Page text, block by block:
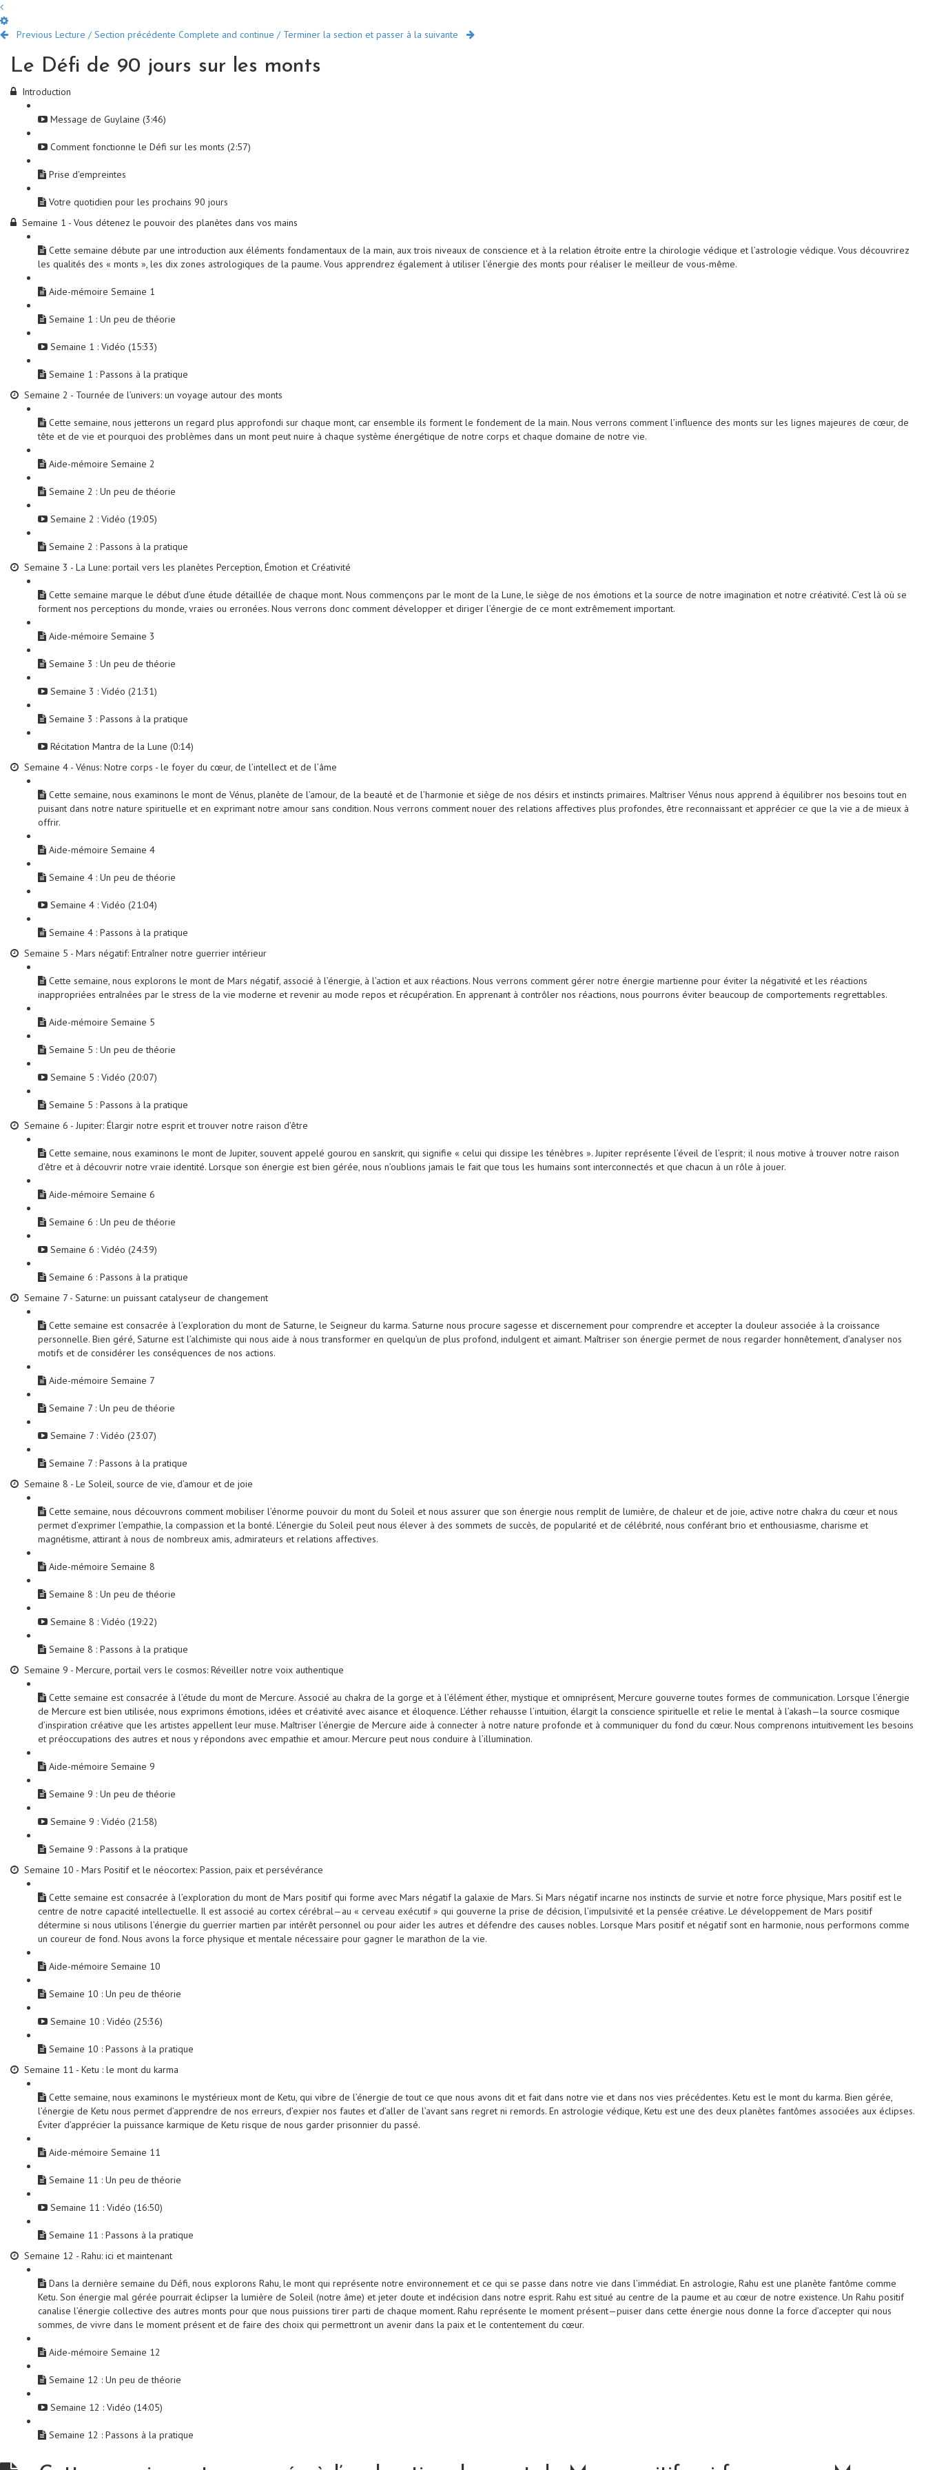
Previous Lecture / Section précédente Complete and continue / Terminer la section et passer à la suivante
Le Défi de 90 jours sur les monts
Introduction
Message de Guylaine (3:46)
Comment fonctionne le Défi sur les monts (2:57)
Prise d'empreintes
Votre quotidien pour les prochains 90 jours
Semaine 1 - Vous détenez le pouvoir des planètes dans vos mains
Cette semaine débute par une introduction aux éléments fondamentaux de la main, aux trois niveaux de conscience et à la relation étroite entre la chirologie védique et l’astrologie védique. Vous découvrirez
les qualités des « monts », les dix zones astrologiques de la paume. Vous apprendrez également à utiliser l’énergie des monts pour réaliser le meilleur de vous-même.
Aide-mémoire Semaine 1
Semaine 1 : Un peu de théorie
Semaine 1 : Vidéo (15:33)
Semaine 1 : Passons à la pratique
Semaine 2 - Tournée de l’univers: un voyage autour des monts
Cette semaine, nous jetterons un regard plus approfondi sur chaque mont, car ensemble ils forment le fondement de la main. Nous verrons comment l’influence des monts sur les lignes majeures de cœur, de
tête et de vie et pourquoi des problèmes dans un mont peut nuire à chaque système énergétique de notre corps et chaque domaine de notre vie.
Aide-mémoire Semaine 2
Semaine 2 : Un peu de théorie
Semaine 2 : Vidéo (19:05)
Semaine 2 : Passons à la pratique
Semaine 3 - La Lune: portail vers les planètes Perception, Émotion et Créativité
Cette semaine marque le début d’une étude détaillée de chaque mont. Nous commençons par le mont de la Lune, le siège de nos émotions et la source de notre imagination et notre créativité. C’est là où se
forment nos perceptions du monde, vraies ou erronées. Nous verrons donc comment développer et diriger l’énergie de ce mont extrêmement important.
Aide-mémoire Semaine 3
Semaine 3 : Un peu de théorie
Semaine 3 : Vidéo (21:31)
Semaine 3 : Passons à la pratique
Récitation Mantra de la Lune (0:14)
Semaine 4 - Vénus: Notre corps - le foyer du cœur, de l’intellect et de l’âme
Cette semaine, nous examinons le mont de Vénus, planète de l’amour, de la beauté et de l’harmonie et siège de nos désirs et instincts primaires. Maîtriser Vénus nous apprend à équilibrer nos besoins tout en
puisant dans notre nature spirituelle et en exprimant notre amour sans condition. Nous verrons comment nouer des relations affectives plus profondes, être reconnaissant et apprécier ce que la vie a de mieux à
offrir.
Aide-mémoire Semaine 4
Semaine 4 : Un peu de théorie
Semaine 4 : Vidéo (21:04)
Semaine 4 : Passons à la pratique
Semaine 5 - Mars négatif: Entraîner notre guerrier intérieur
Cette semaine, nous explorons le mont de Mars négatif, associé à l’énergie, à l’action et aux réactions. Nous verrons comment gérer notre énergie martienne pour éviter la négativité et les réactions
inappropriées entraînées par le stress de la vie moderne et revenir au mode repos et récupération. En apprenant à contrôler nos réactions, nous pourrons éviter beaucoup de comportements regrettables.
Aide-mémoire Semaine 5
Semaine 5 : Un peu de théorie
Semaine 5 : Vidéo (20:07)
Semaine 5 : Passons à la pratique
Semaine 6 - Jupiter: Élargir notre esprit et trouver notre raison d’être
Cette semaine, nous examinons le mont de Jupiter, souvent appelé gourou en sanskrit, qui signifie « celui qui dissipe les ténèbres ». Jupiter représente l’éveil de l’esprit; il nous motive à trouver notre raison
d’être et à découvrir notre vraie identité. Lorsque son énergie est bien gérée, nous n’oublions jamais le fait que tous les humains sont interconnectés et que chacun à un rôle à jouer.
Aide-mémoire Semaine 6
Semaine 6 : Un peu de théorie
Semaine 6 : Vidéo (24:39)
Semaine 6 : Passons à la pratique
Semaine 7 - Saturne: un puissant catalyseur de changement
Cette semaine est consacrée à l’exploration du mont de Saturne, le Seigneur du karma. Saturne nous procure sagesse et discernement pour comprendre et accepter la douleur associée à la croissance
personnelle. Bien géré, Saturne est l’alchimiste qui nous aide à nous transformer en quelqu’un de plus profond, indulgent et aimant. Maîtriser son énergie permet de nous regarder honnêtement, d’analyser nos
motifs et de considérer les conséquences de nos actions.
Aide-mémoire Semaine 7
Semaine 7 : Un peu de théorie
Semaine 7 : Vidéo (23:07)
Semaine 7 : Passons à la pratique
Semaine 8 - Le Soleil, source de vie, d’amour et de joie
Cette semaine, nous découvrons comment mobiliser l’énorme pouvoir du mont du Soleil et nous assurer que son énergie nous remplit de lumière, de chaleur et de joie, active notre chakra du cœur et nous
permet d’exprimer l’empathie, la compassion et la bonté. L’énergie du Soleil peut nous élever à des sommets de succès, de popularité et de célébrité, nous conférant brio et enthousiasme, charisme et
magnétisme, attirant à nous de nombreux amis, admirateurs et relations affectives.
Aide-mémoire Semaine 8
Semaine 8 : Un peu de théorie
Semaine 8 : Vidéo (19:22)
Semaine 8 : Passons à la pratique
Semaine 9 - Mercure, portail vers le cosmos: Réveiller notre voix authentique
Cette semaine est consacrée à l’étude du mont de Mercure. Associé au chakra de la gorge et à l’élément éther, mystique et omniprésent, Mercure gouverne toutes formes de communication. Lorsque l’énergie
de Mercure est bien utilisée, nous exprimons émotions, idées et créativité avec aisance et éloquence. L’éther rehausse l’intuition, élargit la conscience spirituelle et relie le mental à l’akash—la source cosmique
d’inspiration créative que les artistes appellent leur muse. Maîtriser l’énergie de Mercure aide à connecter à notre nature profonde et à communiquer du fond du cœur. Nous comprenons intuitivement les besoins
et préoccupations des autres et nous y répondons avec empathie et amour. Mercure peut nous conduire à l’illumination.
Aide-mémoire Semaine 9
Semaine 9 : Un peu de théorie
Semaine 9 : Vidéo (21:58)
Semaine 9 : Passons à la pratique
Semaine 10 - Mars Positif et le néocortex: Passion, paix et persévérance
Cette semaine est consacrée à l’exploration du mont de Mars positif qui forme avec Mars négatif la galaxie de Mars. Si Mars négatif incarne nos instincts de survie et notre force physique, Mars positif est le
centre de notre capacité intellectuelle. Il est associé au cortex cérébral—au « cerveau exécutif » qui gouverne la prise de décision, l’impulsivité et la pensée créative. Le développement de Mars positif
détermine si nous utilisons l’énergie du guerrier martien par intérêt personnel ou pour aider les autres et défendre des causes nobles. Lorsque Mars positif et négatif sont en harmonie, nous performons comme
un coureur de fond. Nous avons la force physique et mentale nécessaire pour gagner le marathon de la vie.
Aide-mémoire Semaine 10
Semaine 10 : Un peu de théorie
Semaine 10 : Vidéo (25:36)
Semaine 10 : Passons à la pratique
Semaine 11 - Ketu : le mont du karma
Cette semaine, nous examinons le mystérieux mont de Ketu, qui vibre de l’énergie de tout ce que nous avons dit et fait dans notre vie et dans nos vies précédentes. Ketu est le mont du karma. Bien gérée,
l’énergie de Ketu nous permet d’apprendre de nos erreurs, d’expier nos fautes et d’aller de l’avant sans regret ni remords. En astrologie védique, Ketu est une des deux planètes fantômes associées aux éclipses.
Éviter d’apprécier la puissance karmique de Ketu risque de nous garder prisonnier du passé.
Aide-mémoire Semaine 11
Semaine 11 : Un peu de théorie
Semaine 11 : Vidéo (16:50)
Semaine 11 : Passons à la pratique
Semaine 12 - Rahu: ici et maintenant
Dans la dernière semaine du Défi, nous explorons Rahu, le mont qui représente notre environnement et ce qui se passe dans notre vie dans l’immédiat. En astrologie, Rahu est une planète fantôme comme
Ketu. Son énergie mal gérée pourrait éclipser la lumière de Soleil (notre âme) et jeter doute et indécision dans notre esprit. Rahu est situé au centre de la paume et au cœur de notre existence. Un Rahu positif
canalise l’énergie collective des autres monts pour que nous puissions tirer parti de chaque moment. Rahu représente le moment présent—puiser dans cette énergie nous donne la force d’accepter qui nous
sommes, de vivre dans le moment présent et de faire des choix qui permettront un avenir dans la paix et le contentement du cœur.
Aide-mémoire Semaine 12
Semaine 12 : Un peu de théorie
Semaine 12 : Vidéo (14:05)
Semaine 12 : Passons à la pratique